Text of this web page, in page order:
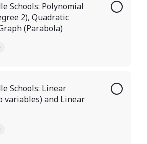
Schools: Polynomial
2), Quadratic
(Parabola)
Schools: Linear
variables) and Linear